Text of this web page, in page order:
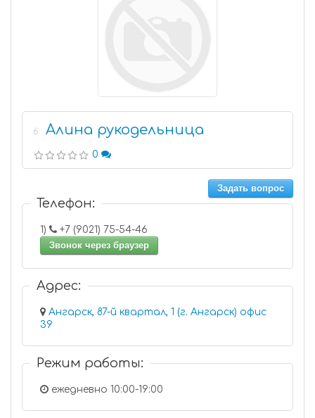
6 Алина рукодельница
0
Задать вопрос
Телефон:
1)
+7 (9021) 75-54-46
Звонок через браузер
Адрес:
Ангарск, 87-й квартал, 1 (г. Ангарск) офис
39
Режим работы:
ежедневно 10:00-19:00